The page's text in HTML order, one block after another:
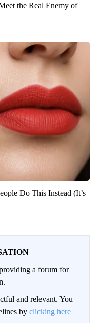
the Real Enemy of
Do This Instead (It’s
a forum for
and relevant. You
by clicking here